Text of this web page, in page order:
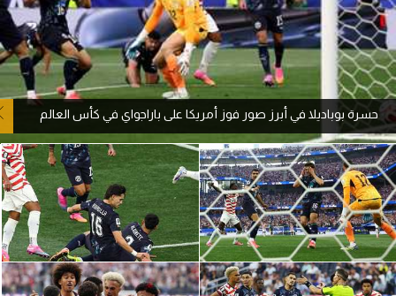
آراء حرة
ركن الألعاب
بطولات
أمريكا 2026
الدوري المصري
الدوري الإنجليزي الممتاز
الدوري الإسباني
حسرة بوباديلا في أبرز صور فوز أمريكا على باراجواي في كأس العالم